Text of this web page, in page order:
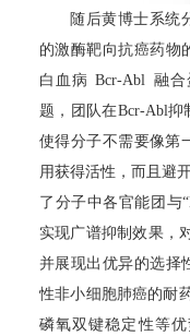
随后黄博士系统
的激酶靶向抗癌药物
白血病 Bcr-Abl 融
题，团队在Bcr-Abl抑
使得分子不需要像第
用获得活性，而且避
了分子中各官能团与
实现广谱抑制效果，
并展现出优异的选择
性非小细胞肺癌的耐
磷氧双键稳定性等